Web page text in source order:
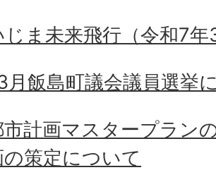
じま未来飛行（令和7年
月飯島町議会議員選挙
計画マスタープラン
策定について